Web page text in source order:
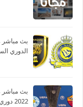
الدوري
2022 دوري المؤتمر الأوروبي